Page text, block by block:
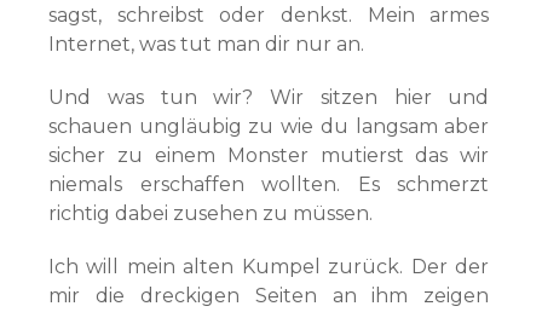
sagst, schreibst oder denkst. Mein armes
Internet, was tut man dir nur an.
Und was tun wir? Wir sitzen hier und
schauen ungläubig zu wie du langsam aber
sicher zu einem Monster mutierst das wir
niemals erschaffen wollten. Es schmerzt
richtig dabei zusehen zu müssen.
Ich will mein alten Kumpel zurück. Der der
mir die dreckigen Seiten an ihm zeigen